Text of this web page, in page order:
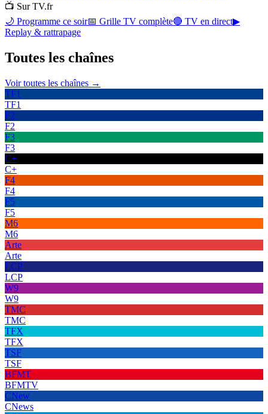
📺 Sur TV.fr
🌙 Programme ce soir📅 Grille TV complète🔴 TV en direct▶
Replay & rattrapage
Toutes les chaînes
Voir toutes les chaînes →
TF1
TF1
F2
F2
F3
F3
C+
C+
F4
F4
F5
F5
M6
M6
Arte
Arte
LCP
LCP
W9
W9
TMC
TMC
TFX
TFX
TSF
TSF
BFMT
BFMTV
CNew
CNews